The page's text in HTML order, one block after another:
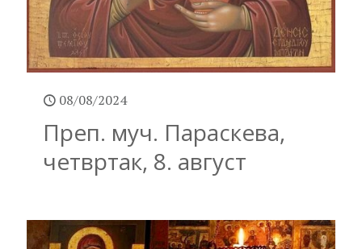
08/08/2024
Преп. муч. Параскева,
четвртак, 8. август